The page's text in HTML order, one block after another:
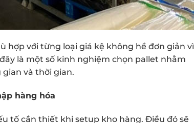
hợp với từng loại giá kệ không hề đơn giản vì
là một số kinh nghiệm chọn pallet nhằm
và thời gian.
hàng hóa
tố cần thiết khi setup kho hàng. Điều đó sẽ